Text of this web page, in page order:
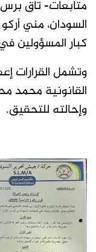
متابعات- تاق
السودان، مني
كبار المسؤولين
وتشمل القرارات
القانونية محمد
وإحالته للتحقيق.